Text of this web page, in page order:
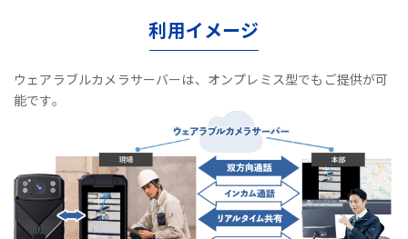
利用イメージ
ウェアラブルカメラサーバーは、オンプレミス型でもご提供が可
能です。